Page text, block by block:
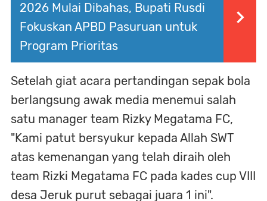
2026 Mulai Dibahas, Bupati Rusdi
Fokuskan APBD Pasuruan untuk
Program Prioritas
Setelah giat acara pertandingan sepak bola
berlangsung awak media menemui salah
satu manager team Rizky Megatama FC,
"Kami patut bersyukur kepada Allah SWT
atas kemenangan yang telah diraih oleh
team Rizki Megatama FC pada kades cup VIII
desa Jeruk purut sebagai juara 1 ini".